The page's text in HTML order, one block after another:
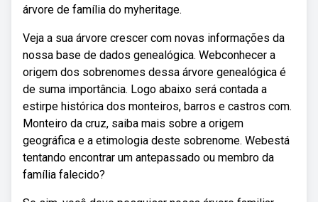
árvore de família do myheritage.
Veja a sua árvore crescer com novas informações da
nossa base de dados genealógica. Webconhecer a
origem dos sobrenomes dessa árvore genealógica é
de suma importância. Logo abaixo será contada a
estirpe histórica dos monteiros, barros e castros com.
Monteiro da cruz, saiba mais sobre a origem
geográfica e a etimologia deste sobrenome. Webestá
tentando encontrar um antepassado ou membro da
família falecido?